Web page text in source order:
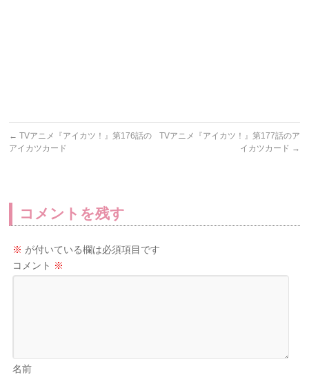
← TVアニメ『アイカツ！』第176話の
アイカツカード
TVアニメ『アイカツ！』第177話のア
イカツカード →
コメントを残す
※ が付いている欄は必須項目です
コメント ※
名前